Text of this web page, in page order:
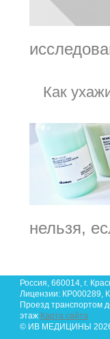
Как
нельзя,
Россия, 660014, г.
Лицензии: КР000289,
Проезд транспортом
этаж Карта сайта
© ИВ МЕДИЦИНЫ